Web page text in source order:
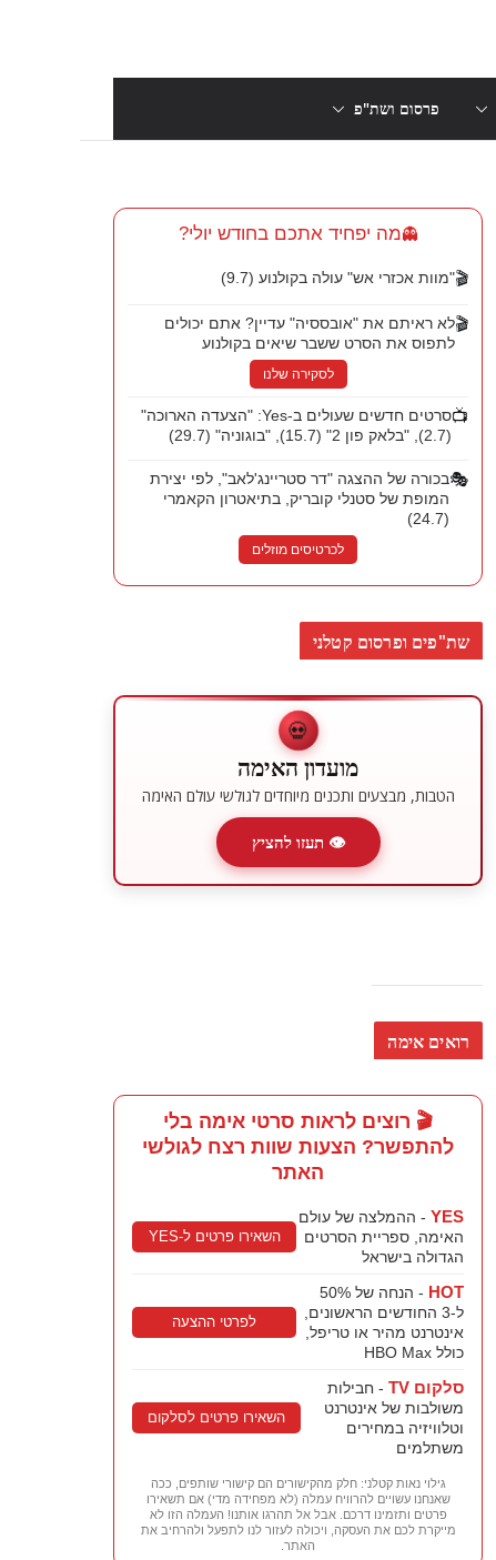
פרסום ושת"פ
👻מה יפחיד אתכם בחודש יולי?
🎬"מוות אכזרי אש" עולה בקולנוע (9.7)
🎬לא ראיתם את "אובססיה" עדיין? אתם יכולים
לתפוס את הסרט ששבר שיאים בקולנוע
לסקירה שלנו
📺
סרטים חדשים שעולים ב-Yes: "הצעדה הארוכה"
(2.7), "בלאק פון 2" (15.7), "בוגוניה" (29.7)
🎭בכורה של ההצגה "דר סטריינג'לאב", לפי יצירת
המופת של סטנלי קובריק, בתיאטרון הקאמרי
(24.7)
לכרטיסים מוזלים
שת"פים ופרסום קטלני
💀
מועדון האימה
הטבות, מבצעים ותכנים מיוחדים לגולשי עולם האימה
👁 תעזו להציץ
רואים אימה
🎬 רוצים לראות סרטי אימה בלי
להתפשר? הצעות שוות רצח לגולשי
האתר
YES - ההמלצה של עולם
האימה, ספריית הסרטים
הגדולה בישראל
השאירו פרטים ל-YES
HOT
- הנחה של 50%
ל-3 החודשים הראשונים,
אינטרנט מהיר או טריפל,
כולל HBO Max
לפרטי ההצעה
סלקום TV
- חבילות
משולבות של אינטרנט
וטלוויזיה במחירים
משתלמים
השאירו פרטים לסלקום
גילוי נאות קטלני: חלק מהקישורים הם קישורי שותפים, ככה
שאנחנו עשויים להרוויח עמלה (לא מפחידה מדי) אם תשאירו
פרטים ותזמינו דרכם. אבל אל תהרגו אותנו! העמלה הזו לא
מייקרת לכם את העסקה, ויכולה לעזור לנו לתפעל ולהרחיב את
האתר.